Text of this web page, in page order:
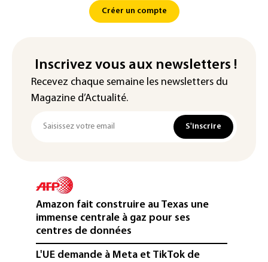
Créer un compte
Inscrivez vous aux newsletters !
Recevez chaque semaine les newsletters du
Magazine d’Actualité.
S'inscrire
Amazon fait construire au Texas une
immense centrale à gaz pour ses
centres de données
L'UE demande à Meta et TikTok de